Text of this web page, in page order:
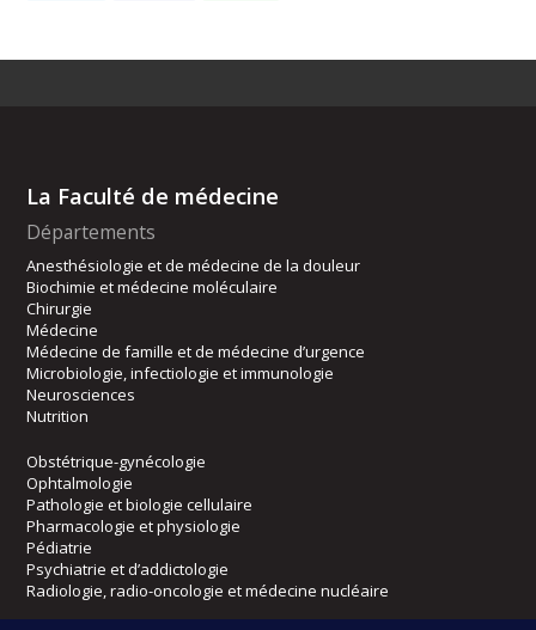
La Faculté de médecine
Départements
Anesthésiologie et de médecine de la douleur
Biochimie et médecine moléculaire
Chirurgie
Médecine
Médecine de famille et de médecine d’urgence
Microbiologie, infectiologie et immunologie
Neurosciences
Nutrition
Obstétrique-gynécologie
Ophtalmologie
Pathologie et biologie cellulaire
Pharmacologie et physiologie
Pédiatrie
Psychiatrie et d’addictologie
Radiologie, radio-oncologie et médecine nucléaire